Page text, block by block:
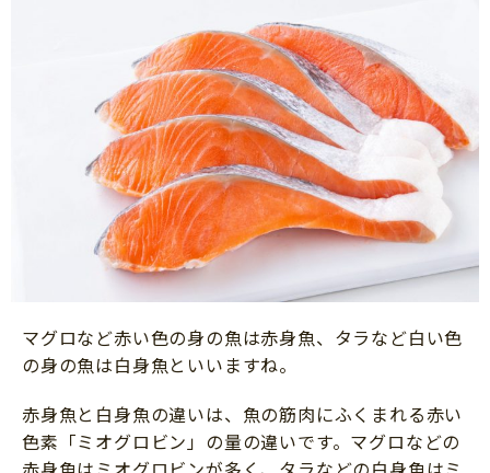
マグロなど赤い色の身の魚は赤身魚、タラなど白い色
の身の魚は白身魚といいますね。
赤身魚と白身魚の違いは、魚の筋肉にふくまれる赤い
色素「ミオグロビン」の量の違いです。マグロなどの